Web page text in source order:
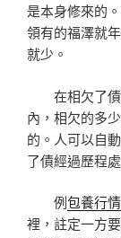
是本身修來的
領有的福澤就
就少。
在相欠了債
內，相欠的多
的。人可以自
了債經過歷程
例包養行情
裡，註定一方